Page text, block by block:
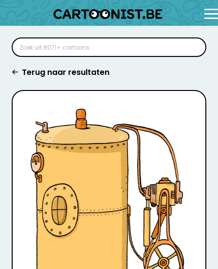
Terug naar resultaten